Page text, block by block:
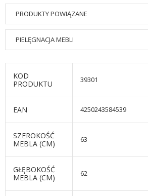
PRODUKTY POWIĄZANE
PIELĘGNACJA MEBLI
KOD
PRODUKTU
39301
EAN 4250243584539
SZEROKOŚĆ
MEBLA (CM)
63
GŁĘBOKOŚĆ
MEBLA (CM)
62